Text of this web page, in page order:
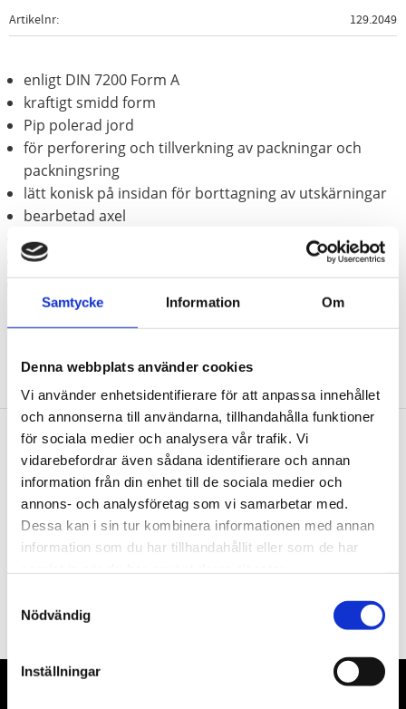
Samtycke Information Om
Denna webbplats använder cookies
Vi använder enhetsidentifierare för att anpassa innehållet
och annonserna till användarna, tillhandahålla funktioner
för sociala medier och analysera vår trafik. Vi
vidarebefordrar även sådana identifierare och annan
information från din enhet till de sociala medier och
annons- och analysföretag som vi samarbetar med.
Dessa kan i sin tur kombinera informationen med annan
information som du har tillhandahållit eller som de har
Nödvändig
Inställningar
Artikelnr 129.2049
enligt DIN 7200 Form A
kraftigt smidd form
Pip polerad jord
för perforering och tillverkning av packningar och
packningsring
lätt konisk på insidan för borttagning av utskärningar
bearbetad axel
rödlackerad
härdat blad
Speciellt-verktygsstål
Nyhetsbrev
PRENUMERERA
integritetspolicy.